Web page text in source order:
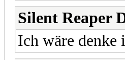
Silent Reaper
Ich wäre denke